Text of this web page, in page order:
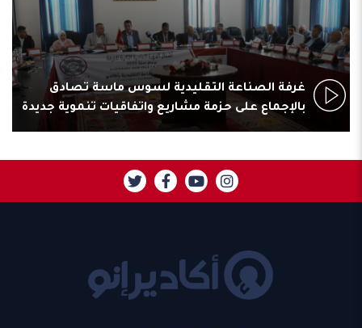
غرفة الصناعة التقليدية لسوس ماسة تصادق
بالإجماع على حزمة مشاريع واتفاقيات تنموية جديدة